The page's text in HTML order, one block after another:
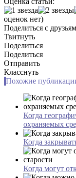
оценок нет)
Поделиться с
Твитнуть
Поделиться
Поделиться
Отправить
Класснуть
Похожие
Когда
охраняемых
Когда
Когда могут